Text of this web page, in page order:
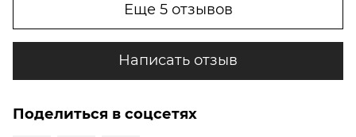
Еще 5 отзывов
Написать отзыв
Поделиться в соцсетях